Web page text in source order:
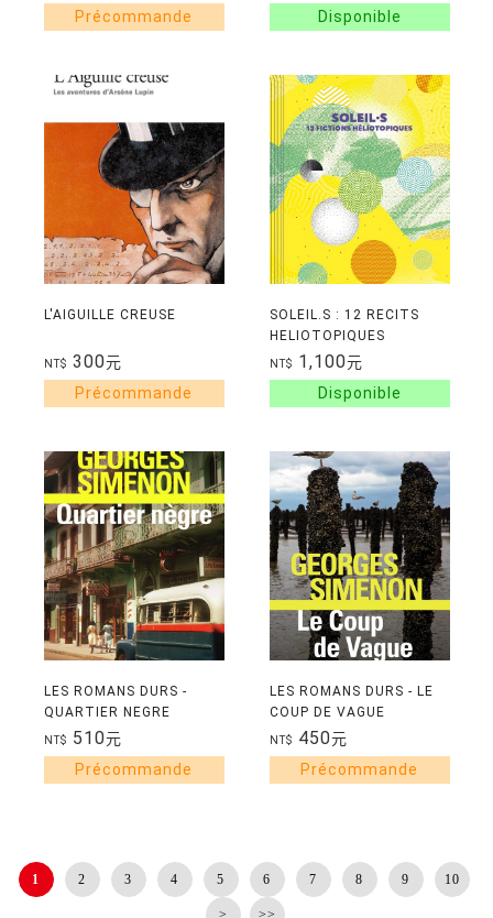
L'AIGUILLE CREUSE
NT$ 300元
SOLEIL.S : 12 RECITS
HELIOTOPIQUES
NT$ 1,100元
LES ROMANS DURS -
QUARTIER NEGRE
NT$ 510元
LES ROMANS DURS - LE
COUP DE VAGUE
NT$ 450元
1 2 3 4 5 6 7 8 9 10
> >>